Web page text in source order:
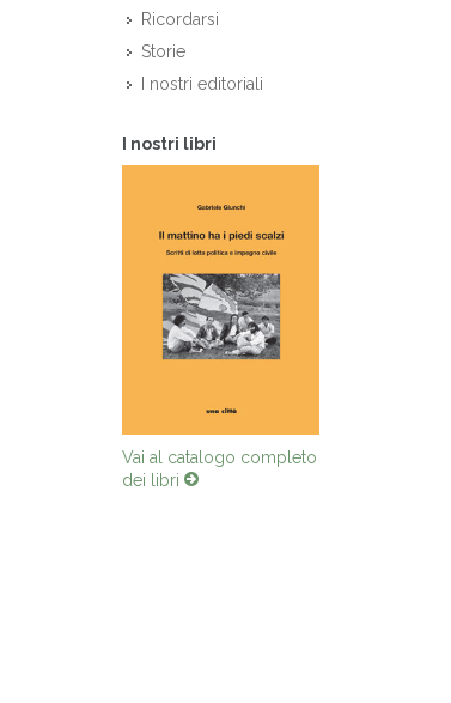
Ricordarsi
Storie
I nostri editoriali
I nostri libri
Vai al catalogo completo
dei libri